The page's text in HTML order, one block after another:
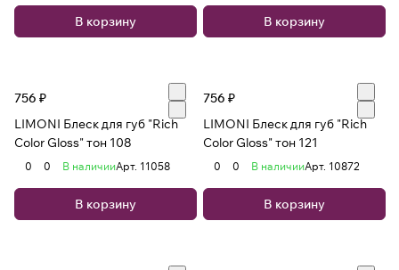
В корзину В корзину
756 ₽
LIMONI Блеск для губ "Rich
Color Gloss" тон 108
0 0 В наличииАрт. 11058
В корзину
756 ₽
LIMONI Блеск для губ "Rich
Color Gloss" тон 121
0 0 В наличииАрт. 10872
В корзину